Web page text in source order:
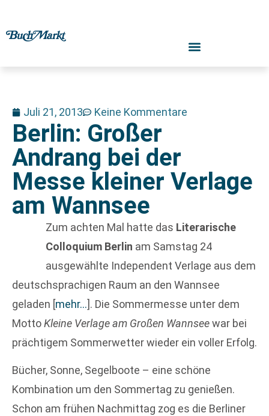
Juli 21, 2013 Keine Kommentare
Berlin: Großer
Andrang bei der
Messe kleiner Verlage
am Wannsee
Zum achten Mal hatte das Literarische
Colloquium Berlin am Samstag 24
ausgewählte Independent Verlage aus dem
deutschsprachigen Raum an den Wannsee
geladen [mehr…]. Die Sommermesse unter dem
MottoKleine Verlage am Großen Wannseewar bei
prächtigem Sommerwetter wieder ein voller Erfolg.
Bücher, Sonne, Segelboote – eine schöne
Kombination um den Sommertag zu genießen.
Schon am frühen Nachmittag zog es die Berliner